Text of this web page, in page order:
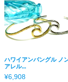
ハワイアンバングル ノ
アレル...
¥6,908